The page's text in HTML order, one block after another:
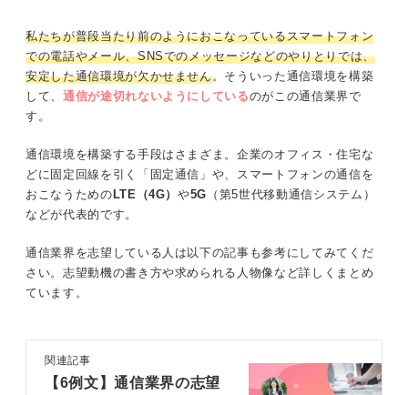
私たちが普段当たり前のようにおこなっているスマートフォン
での電話やメール、SNSでのメッセージなどのやりとりでは、
安定した通信環境が欠かせません。そういった通信環境を構築
して、 通信が途切れないようにしているのがこの通信業界で
す。
通信環境を構築する手段はさまざま。企業のオフィス・住宅な
どに固定回線を引く「固定通信」や、スマートフォンの通信を
おこなうためのLTE（4G）や5G （第5世代移動通信システム）
などが代表的です。
通信業界を志望している人は以下の記事も参考にしてみてくだ
さい。志望動機の書き方や求められる人物像など詳しくまとめ
ています。
関連記事
【6例文】通信業界の志望